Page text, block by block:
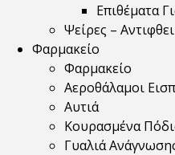
Επιθέματα
Ψείρες –
Φαρμακείο
Φαρμακείο
Αεροθάλαμοι
Αυτιά
Κουρασμένα
Γυαλιά